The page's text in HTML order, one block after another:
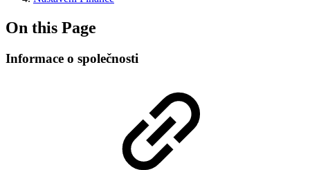
On this Page
Informace o společnosti